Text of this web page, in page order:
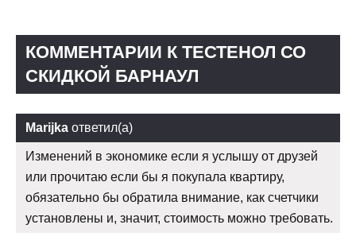
КОММЕНТАРИИ К ТЕСТЕНОЛ СО
СКИДКОЙ БАРНАУЛ
Marijka ответил(а)
Изменений в экономике если я услышу от друзей
или прочитаю если бы я покупала квартиру,
обязательно бы обратила внимание, как счетчики
установлены и, значит, стоимость можно требовать.